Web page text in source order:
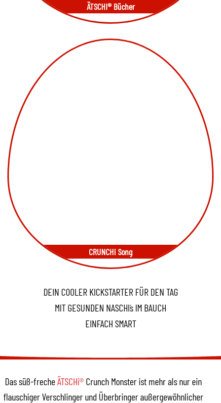
ÄTSCHi® Bücher
CRUNCHi Song
DEIN COOLER KICKSTARTER FÜR DEN TAG
MIT GESUNDEN NASCHI´s IM BAUCH
EINFACH SMART
Das süß-frecheÄTSCHi®Crunch Monster ist mehr als nur ein
flauschiger Verschlinger und Überbringer außergewöhnlicher